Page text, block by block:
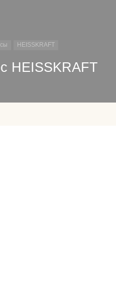
HEISSKRAFT
HEISSKRAFT